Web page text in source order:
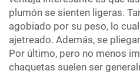
plumón se sienten ligeras.
agobiado por su peso, lo
ajetreado. Además, se
Por último, pero no menos
chaquetas suelen ser